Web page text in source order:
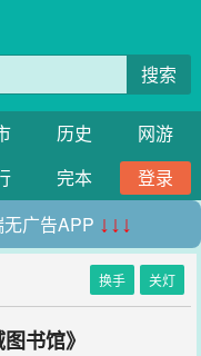
搜索
历史
网游
完本
登录
广告APP ↓↓↓
换手 关灯
书馆》